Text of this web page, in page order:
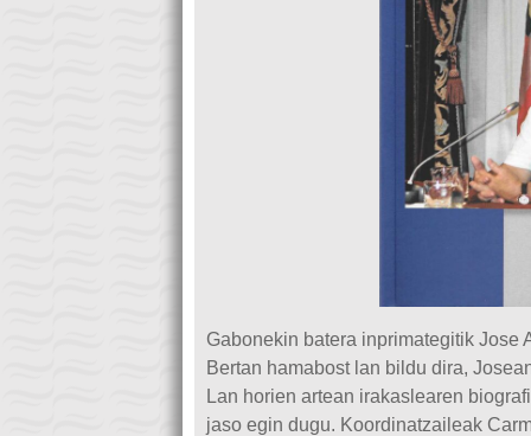
Gabonekin batera inprimategitik Jose
Bertan hamabost lan bildu dira,
Lan horien artean irakaslearen
jaso egin dugu. Koordinatzaileak